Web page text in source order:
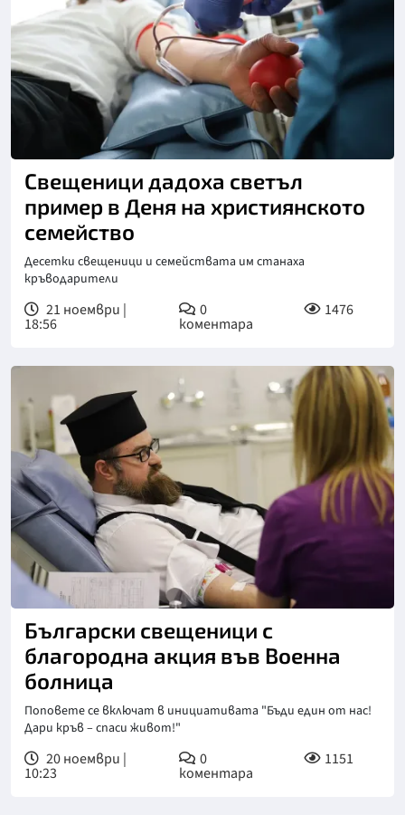
Снимка: ВМА
Свещеници дадоха светъл
пример в Деня на християнското
семейство
Десетки свещеници и семействата им станаха
кръводарители
21 ноември |
18:56
0
коментара
1476
Снимка: Фейсбук/ВМА
Български свещеници с
благородна акция във Военна
болница
Поповете се включат в инициативата "Бъди един от нас!
Дари кръв – спаси живот!"
20 ноември |
10:23
0
коментара
1151